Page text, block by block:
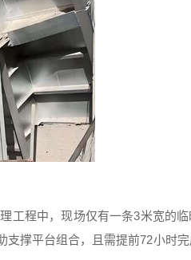
工程中，现场仅有一条3米宽的临
撑平台组合，且需提前72小时